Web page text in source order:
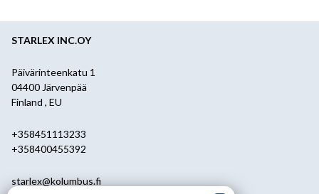
STARLEX INC.OY
Päivärinteenkatu 1
04400 Järvenpää
Finland , EU
+358451113233
+358400455392
starlex@kolumbus.fi